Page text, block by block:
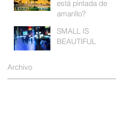
Medio ambiente
está pintada de
amarillo?
SMALL IS
BEAUTIFUL
Archivo